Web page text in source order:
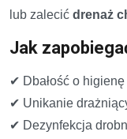
lub zalecić drenaż
Jak
✔ Dbałość o higienę
✔ Unikanie
✔ Dezynfekcja